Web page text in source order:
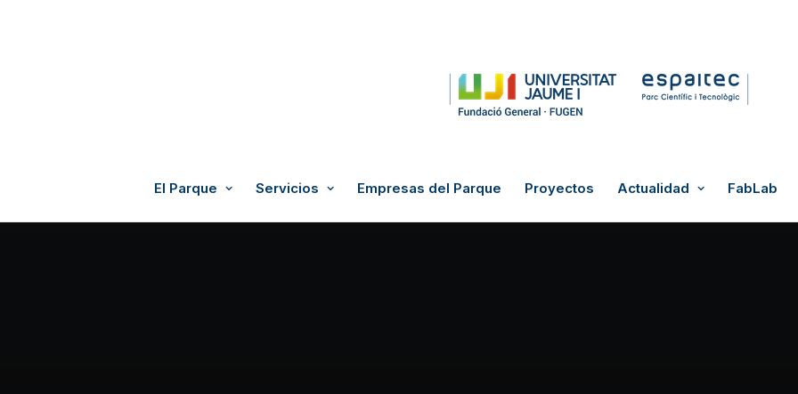
El Parque Servicios Empresas del Parque Proyectos Actualidad FabLab